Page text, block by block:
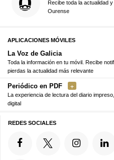
Recibe toda la actualidad
Ourense
APLICACIONES MÓVILES
La Voz de Galicia
Toda la información en tu móvil. Recibe
pierdas la actualidad más relevante
Periódico en PDF
La experiencia de lectura del diario
digital
REDES SOCIALES